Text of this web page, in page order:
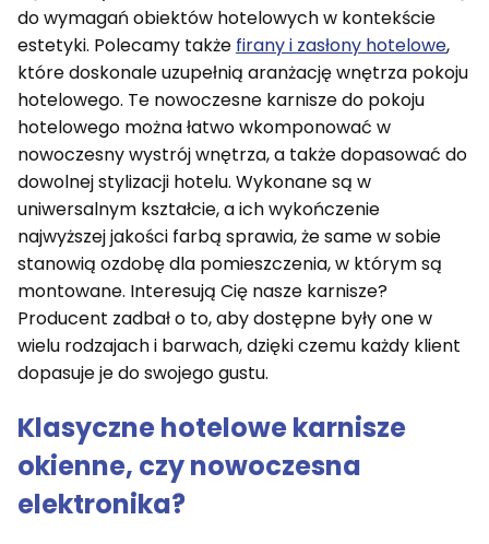
do wymagań obiektów hotelowych w kontekście
estetyki. Polecamy także firany i zasłony hotelowe,
które doskonale uzupełnią aranżację wnętrza pokoju
hotelowego. Te nowoczesne karnisze do pokoju
hotelowego można łatwo wkomponować w
nowoczesny wystrój wnętrza, a także dopasować do
dowolnej stylizacji hotelu. Wykonane są w
uniwersalnym kształcie, a ich wykończenie
najwyższej jakości farbą sprawia, że same w sobie
stanowią ozdobę dla pomieszczenia, w którym są
montowane. Interesują Cię nasze karnisze?
Producent zadbał o to, aby dostępne były one w
wielu rodzajach i barwach, dzięki czemu każdy klient
dopasuje je do swojego gustu.
Klasyczne hotelowe karnisze
okienne, czy nowoczesna
elektronika?